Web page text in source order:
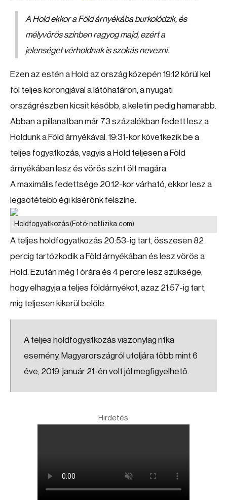
A Hold ekkor a Föld árnyékába burkolódzik, és
mélyvörös színben ragyog majd, ezért a
jelenséget vérholdnak is szokás nevezni.
Ezen az estén a Hold az ország közepén 19:12 körül kel
föl teljes korongjával a látóhatáron, a nyugati
országrészben kicsit később, a keletin pedig hamarabb.
Abban a pillanatban már 73 százalékban fedett lesz a
Holdunk a Föld árnyékával. 19:31-kor következik be a
teljes fogyatkozás, vagyis a Hold teljesen a Föld
árnyékában lesz és vörös színt ölt magára.
A maximális fedettsége 20:12-kor várható, ekkor lesz a
legsötétebb égi kísérőnk felszíne.
Holdfogyatkozás(Fotó: netfizika.com)
A teljes holdfogyatkozás 20:53-ig tart, összesen 82
percig tartózkodik a Föld árnyékában és lesz vörös a
Hold. Ezután még 1 órára és 4 percre lesz szüksége,
hogy elhagyja a teljes földárnyékot, azaz 21:57-ig tart,
míg teljesen kikerül belőle.
A teljes holdfogyatkozás viszonylag ritka
esemény, Magyarországról utoljára több mint 6
éve, 2019. január 21-én volt jól megfigyelhető.
Hirdetés